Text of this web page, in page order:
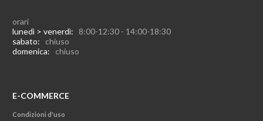
orari
lunedì > venerdì: 8:00-12:30 - 14:00-18:30
sabato: chiuso
domenica: chiuso
E-COMMERCE
Condizioni d'uso